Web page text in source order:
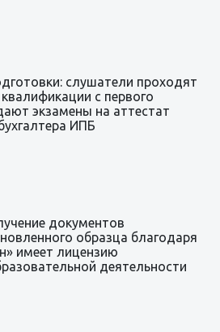
слушатели проходят
с первого
экзамены на аттестат
ИПБ
документов
образца благодаря
имеет лицензию
деятельности